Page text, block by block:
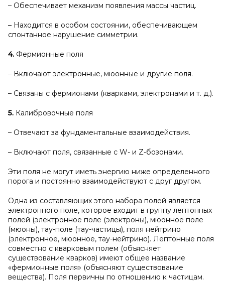
– Обеспечивает механизм появления массы частиц.
– Находится в особом состоянии, обеспечивающем
спонтанное нарушение симметрии.
4. Фермионные поля
– Включают электронные, мюонные и другие поля.
– Связаны с фермионами (кварками, электронами и т. д.).
5. Калибровочные поля
– Отвечают за фундаментальные взаимодействия.
– Включают поля, связанные с W- и Z-бозонами.
Эти поля не могут иметь энергию ниже определенного
порога и постоянно взаимодействуют с друг другом.
Одна из составляющих этого набора полей является
электронного поле, которое входит в группу лептонных
полей (электронное поле (электроны), мюонное поле
(мюоны), тау-поле (тау-частицы), поля нейтрино
(электронное, мюонное, тау-нейтрино). Лептонные поля
совместно с кварковым полем (объясняет
существование кварков) имеют общее название
«фермионные поля» (объясняют существование
вещества). Поля первичны по отношению к частицам.